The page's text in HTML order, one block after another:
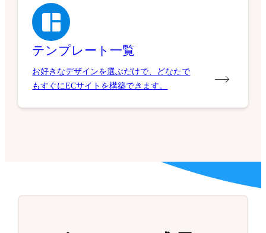
テンプレート一覧
お好きなデザインを選ぶだけで、どなたで
もすぐにECサイトを構築できます。